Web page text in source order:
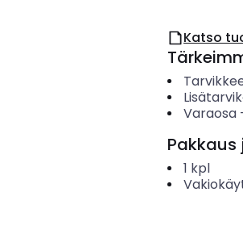
Katso
Varaosa
1 kpl